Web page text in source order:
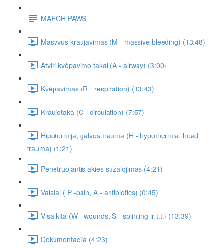
MARCH PAWS
Masyvus kraujavimas (M - massive bleeding) (13:48)
Atviri kvėpavimo takai (A - airway) (3:00)
Kvėpavimas (R - respiration) (13:43)
Kraujotaka (C - circulation) (7:57)
Hipotermija, galvos trauma (H - hypothermia, head
trauma) (1:21)
Penetruojantis akies sužalojimas (4:21)
Vaistai ( P -pain, A - antibiotics) (0:45)
Visa kita (W - wounds, S - splinting ir t.t.) (13:39)
Dokumentacija (4:23)